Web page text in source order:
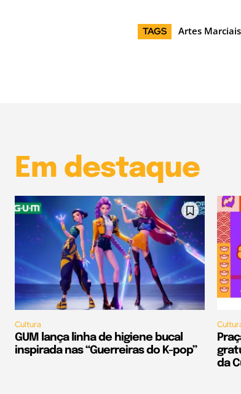
TAGS Artes Marciais
Em destaque
Cultura
GUM lança linha de higiene bucal
inspirada nas “Guerreiras do K-pop”
da